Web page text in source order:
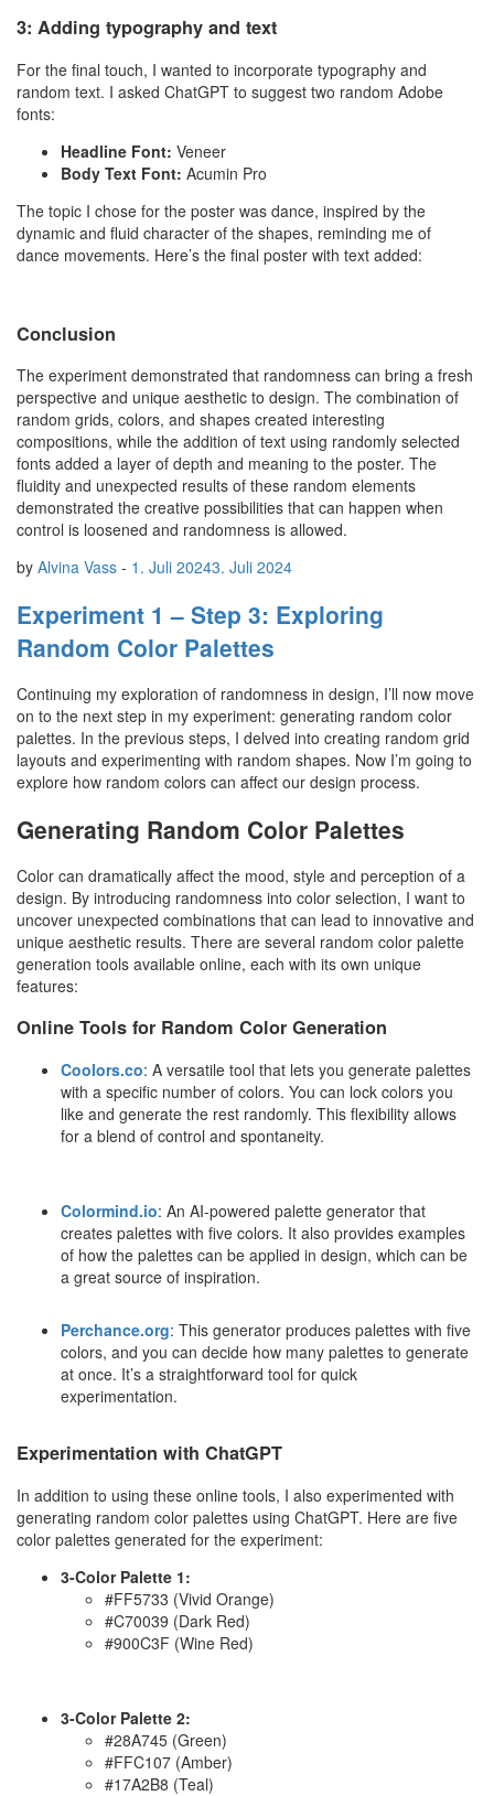
3: Adding typography and text
For the final touch, I wanted to incorporate typography and
random text. I asked ChatGPT to suggest two random Adobe
fonts:
Headline Font: Veneer
Body Text Font: Acumin Pro
The topic I chose for the poster was dance, inspired by the
dynamic and fluid character of the shapes, reminding me of
dance movements. Here’s the final poster with text added:
Conclusion
The experiment demonstrated that randomness can bring a fresh
perspective and unique aesthetic to design. The combination of
random grids, colors, and shapes created interesting
compositions, while the addition of text using randomly selected
fonts added a layer of depth and meaning to the poster. The
fluidity and unexpected results of these random elements
demonstrated the creative possibilities that can happen when
control is loosened and randomness is allowed.
by Alvina Vass - 1. Juli 20243. Juli 2024
Experiment 1 – Step 3: Exploring
Random Color Palettes
Continuing my exploration of randomness in design, I’ll now move
on to the next step in my experiment: generating random color
palettes. In the previous steps, I delved into creating random grid
layouts and experimenting with random shapes. Now I’m going to
explore how random colors can affect our design process.
Generating Random Color Palettes
Color can dramatically affect the mood, style and perception of a
design. By introducing randomness into color selection, I want to
uncover unexpected combinations that can lead to innovative and
unique aesthetic results. There are several random color palette
generation tools available online, each with its own unique
features:
Online Tools for Random Color Generation
Coolors.co: A versatile tool that lets you generate palettes
with a specific number of colors. You can lock colors you
like and generate the rest randomly. This flexibility allows
for a blend of control and spontaneity.
Colormind.io: An AI-powered palette generator that
creates palettes with five colors. It also provides examples
of how the palettes can be applied in design, which can be
a great source of inspiration.
Perchance.org: This generator produces palettes with five
colors, and you can decide how many palettes to generate
at once. It’s a straightforward tool for quick
experimentation.
Experimentation with ChatGPT
In addition to using these online tools, I also experimented with
generating random color palettes using ChatGPT. Here are five
color palettes generated for the experiment:
3-Color Palette 1:
#FF5733 (Vivid Orange)
#C70039 (Dark Red)
#900C3F (Wine Red)
3-Color Palette 2:
#28A745 (Green)
#FFC107 (Amber)
#17A2B8 (Teal)